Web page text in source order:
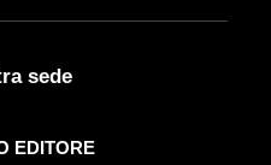
sede
EDITORE